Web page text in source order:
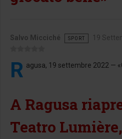
Salvo Micciché SPORT 19
R agusa, 19 settembre 2022 —
A Ragusa
Teatro